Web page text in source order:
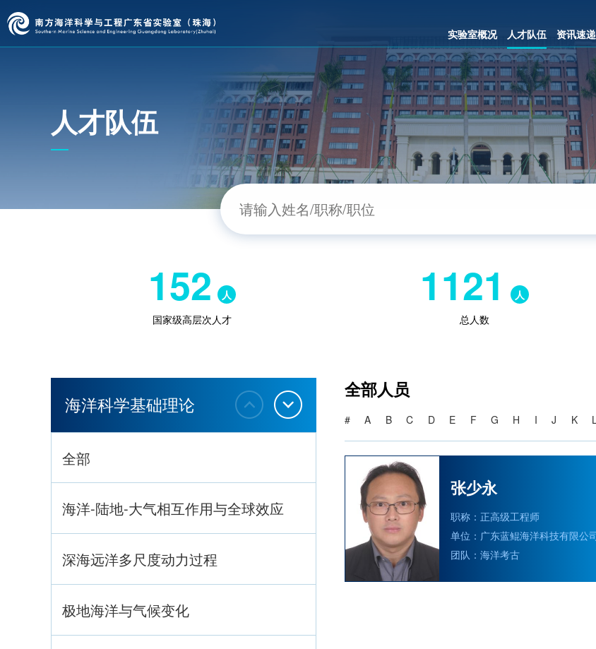
实验室概况
人才队伍 资讯速递
人才队伍
152
人
国家级高层次人才
1121
人
总人数
海洋科学基础理论
全部
海洋-陆地-大气相互作用与全球效应
深海远洋多尺度动力过程
极地海洋与气候变化
全部人员
# A B C D E F G H I J K L
张少永
职称：正高级工程师
单位：广东蓝鲲海洋科技有限公
团队：海洋考古